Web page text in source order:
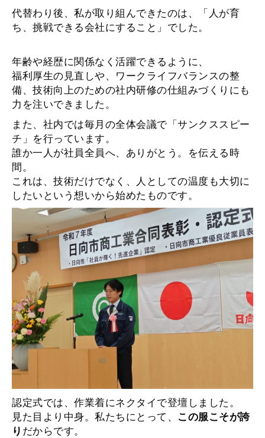
代替わり後、私が取り組んできたのは、「人が育
ち、挑戦できる会社にすること」でした。
年齢や経歴に関係なく活躍できるように、
福利厚生の見直しや、ワークライフバランスの整
備、技術向上のための社内研修の仕組みづくりにも
力を注いできました。
また、社内では毎月の全体会議で「サンクススピー
チ」を行っています。
誰か一人が社員全員へ、ありがとう。を伝える時
間。
これは、技術だけでなく、人としての温度も大切に
したいという想いから始めたものです。
認定式では、作業着にネクタイで登壇しました。
見た目より中身。私たちにとって、
この服こそが誇
り だからです。